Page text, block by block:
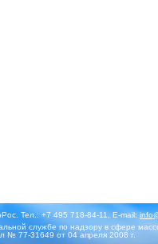
Тел.: +7 495 718-84-11, E-mail:
службе по надзору в сфере
№ 77-31649 от 04 апреля 2008 г.